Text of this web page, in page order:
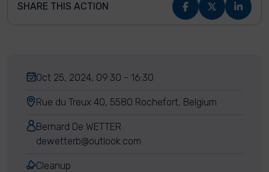
SHARE THIS ACTION
Oct 25, 2024, 09:30 - 16:30
Rue du Treux 40, 5580 Rochefort, Belgium
Bernard De WETTER
dewetterb@outlook.com
Cleanup